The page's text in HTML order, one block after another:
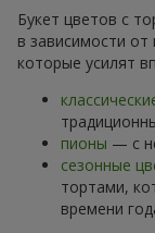
Букет цветов с
в зависимости
которые усилят
пионы — с
сезонные
тортами,
времени